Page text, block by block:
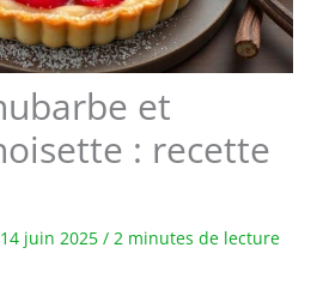
et
: recette
14 juin 2025 / 2 minutes de lecture